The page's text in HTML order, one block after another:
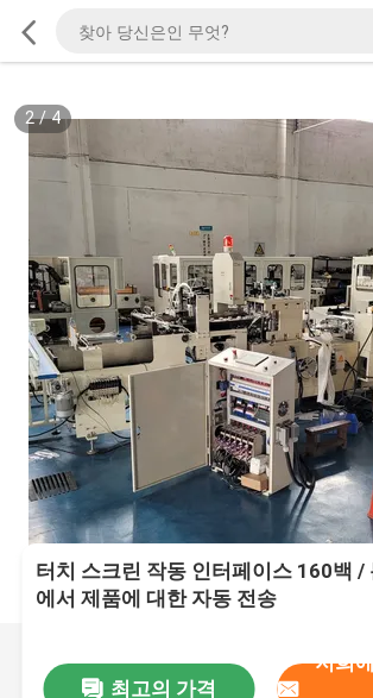
2/4
터치 스크린 작동 인터페이스 160백 /
에서 제품에 대한 자동 전송
최고의 가격
저희